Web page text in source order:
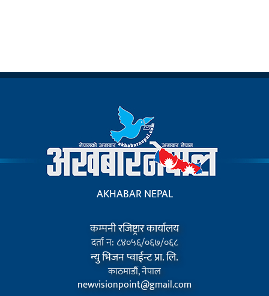
AKHABAR NEPAL
कम्पनी रजिष्ट्रार कार्यालय
दर्ता न: ८४०५६/०६७/०६८
न्यु भिजन प्वाईन्ट प्रा. लि.
काठमाडौं, नेपाल
newvisionpoint@gmail.com